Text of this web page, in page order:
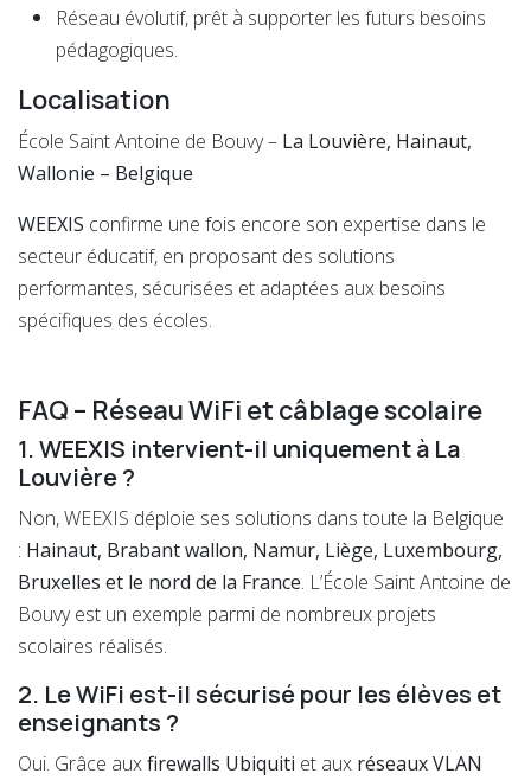
Réseau évolutif, prêt à supporter les futurs besoins
pédagogiques.
Localisation
École Saint Antoine de Bouvy – La Louvière, Hainaut,
Wallonie – Belgique
WEEXIS confirme une fois encore son expertise dans le
secteur éducatif, en proposant des solutions
performantes, sécurisées et adaptées aux besoins
spécifiques des écoles.
FAQ – Réseau WiFi et câblage scolaire
1. WEEXIS intervient-il uniquement à La
Louvière ?
Non, WEEXIS déploie ses solutions dans toute la Belgique
: Hainaut, Brabant wallon, Namur, Liège, Luxembourg,
Bruxelles et le nord de la France. L’École Saint Antoine de
Bouvy est un exemple parmi de nombreux projets
scolaires réalisés.
2. Le WiFi est-il sécurisé pour les élèves et
enseignants ?
Oui. Grâce auxfirewalls Ubiquiti et aux réseaux VLAN